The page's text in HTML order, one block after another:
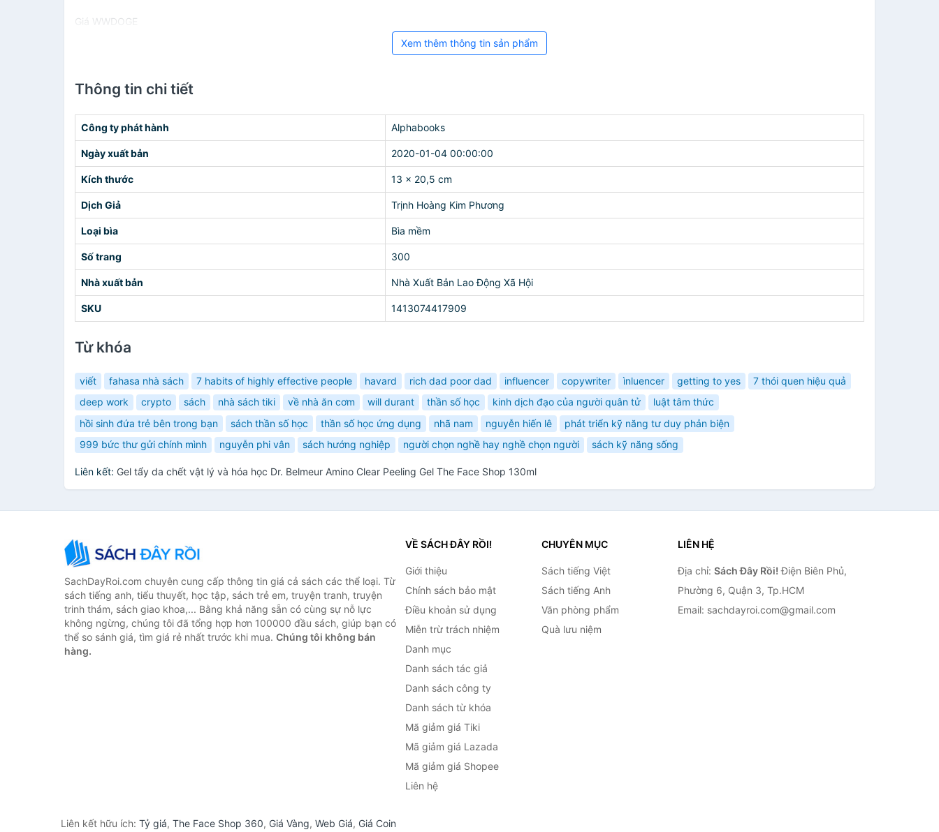
Giá WWDOGE
Xem thêm thông tin sản phẩm
Thông tin chi tiết
Công ty phát hành Alphabooks
Ngày xuất bản 2020-01-04 00:00:00
Kích thước 13 x 20,5 cm
Dịch Giả Trịnh Hoàng Kim Phương
Loại bìa Bìa mềm
Số trang 300
Nhà xuất bản Nhà Xuất Bản Lao Động Xã Hội
SKU 1413074417909
Từ khóa
viết fahasa nhà sách 7 habits of highly effective people havard rich dad poor dad influencer copywriter ìnluencer getting to yes
7 thói quen hiệu quả
deep work
crypto sách nhà sách tiki về nhà ăn cơm will durant thần số học kinh dịch đạo của người quân tử
luật tâm thức
hồi sinh đứa trẻ bên trong bạn
sách thần số học thần số học ứng dụng nhã nam nguyễn hiến lê
phát triển kỹ năng tư duy phản biện
999 bức thư gửi chính mình
nguyễn phi vân sách hướng nghiệp người chọn nghề hay nghề chọn người sách kỹ năng sống
Liên kết: Gel tẩy da chết vật lý và hóa học Dr. Belmeur Amino Clear Peeling Gel The Face Shop 130ml
SachDayRoi.com chuyên cung cấp thông tin giá cả sách các thể loại. Từ
sách tiếng anh, tiểu thuyết, học tập, sách trẻ em, truyện tranh, truyện
trinh thám, sách giao khoa,... Bằng khả năng sẵn có cùng sự nỗ lực
không ngừng, chúng tôi đã tổng hợp hơn 100000 đầu sách, giúp bạn có
thể so sánh giá, tìm giá rẻ nhất trước khi mua. Chúng tôi không bán
hàng.
VỀ SÁCH ĐÂY RỒI!
Giới thiệu
Chính sách bảo mật
Điều khoản sử dụng
Miễn trừ trách nhiệm
Danh mục
Danh sách tác giả
Danh sách công ty
Danh sách từ khóa
Mã giảm giá Tiki
Mã giảm giá Lazada
Mã giảm giá Shopee
Liên hệ
CHUYÊN MỤC
Sách tiếng Việt
Sách tiếng Anh
Văn phòng phẩm
Quà lưu niệm
LIÊN HỆ
Địa chỉ: Sách Đây Rồi! Điện Biên Phủ,
Phường 6, Quận 3, Tp.HCM
Email: sachdayroi.com@gmail.com
Liên kết hữu ích: Tỷ giá, The Face Shop 360, Giá Vàng, Web Giá, Giá Coin